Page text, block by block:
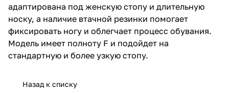
адаптирована под женскую стопу и длительную
носку, а наличие втачной резинки помогает
фиксировать ногу и облегчает процесс обувания.
Модель имеет полноту F и подойдет на
стандартную и более узкую стопу.
Назад к списку